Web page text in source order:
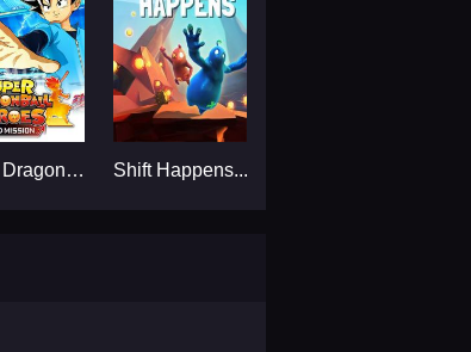
Super Dragon Ball Heroes: World Mission... Shift Happens...